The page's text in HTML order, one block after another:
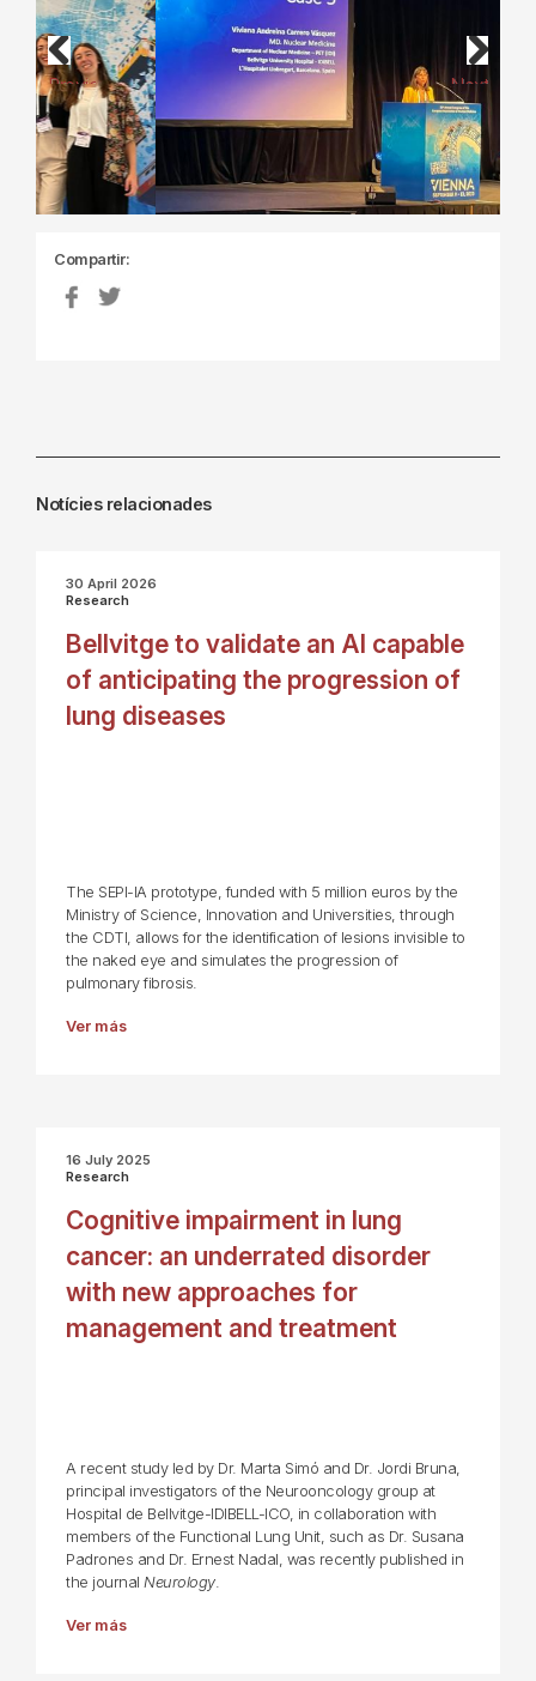
Previous Next
Compartir:
Notícies relacionades
30 April 2026
Research
Bellvitge to validate an AI capable
of anticipating the progression of
lung diseases
The SEPI-IA prototype, funded with 5 million euros by the
Ministry of Science, Innovation and Universities, through
the CDTI, allows for the identification of lesions invisible to
the naked eye and simulates the progression of
pulmonary fibrosis.
Ver más
16 July 2025
Research
Cognitive impairment in lung
cancer: an underrated disorder
with new approaches for
management and treatment
A recent study led by Dr. Marta Simó and Dr. Jordi Bruna,
principal investigators of the Neurooncology group at
Hospital de Bellvitge-IDIBELL-ICO, in collaboration with
members of the Functional Lung Unit, such as Dr. Susana
Padrones and Dr. Ernest Nadal, was recently published in
the journal Neurology.
Ver más